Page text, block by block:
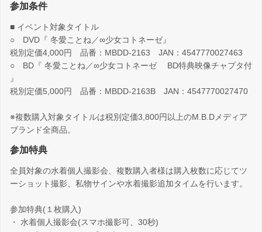
参加条件
■ イベント対象タイトル
○ DVD『 冬愛ことね／∞少女コトネーゼ』
税別定価4,000円 品番：MBDD-2163 JAN：4547770027463
○ BD『 冬愛ことね／∞少女コトネーゼ BD特典映像チャプタ付
』
税別定価5,000円 品番：MBDD-2163B JAN：4547770027470
※複数購入対象タイトルは税別定価3,800円以上のM.B.Dメディア
ブランド全商品。
参加特典
全員対象の水着個人撮影会、複数購入者様は購入枚数に応じてツ
ーショット撮影、私物サインや水着撮影追加タイムを行います。
参加特典(１枚購入)
・ 水着個人撮影会(スマホ撮影可、30秒)